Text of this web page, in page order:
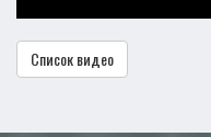
Список видео